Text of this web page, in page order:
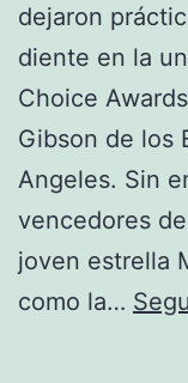
dejaron
diente en la
Choice
Gibson de los
Angeles. Sin
vencedores
joven estrella
como la…